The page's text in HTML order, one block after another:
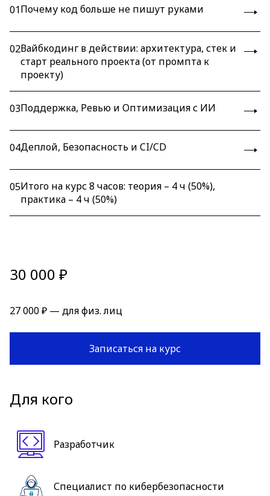
01Почему код больше не пишут руками
02Вайбкодинг в действии: архитектура, стек и
старт реального проекта (от промпта к
проекту)
03Поддержка, Ревью и Оптимизация с ИИ
04Деплой, Безопасность и CI/CD
05Итого на курс 8 часов: теория – 4 ч (50%),
практика – 4 ч (50%)
30 000 ₽
27 000 ₽ — для физ. лиц
Записаться на курс
Для кого
Разработчик
Специалист по кибербезопасности